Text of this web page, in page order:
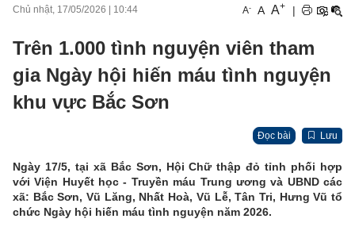
Chủ nhật, 17/05/2026 10:44 A- A A+ |
Trên 1.000 tình nguyện viên tham
gia Ngày hội hiến máu tình nguyện
khu vực Bắc Sơn
Đọc bài Lưu
Ngày 17/5, tại xã Bắc Sơn, Hội Chữ thập đỏ tỉnh phối hợp
với Viện Huyết học - Truyền máu Trung ương và UBND các
xã: Bắc Sơn, Vũ Lăng, Nhất Hoà, Vũ Lễ, Tân Tri, Hưng Vũ tổ
chức Ngày hội hiến máu tình nguyện năm 2026.